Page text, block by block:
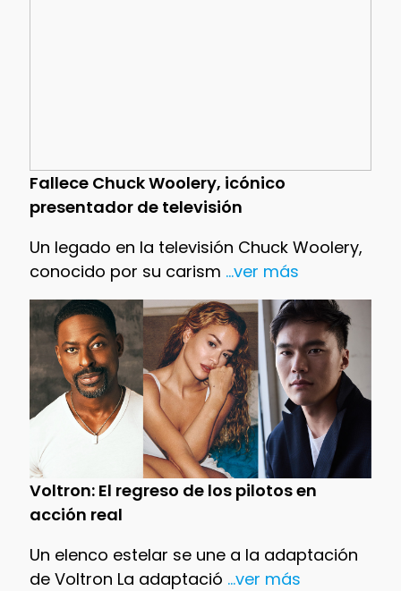
Fallece Chuck Woolery, icónico
presentador de televisión
Un legado en la televisión Chuck Woolery,
conocido por su carism ...ver más
Voltron: El regreso de los pilotos en
acción real
Un elenco estelar se une a la adaptación
de Voltron La adaptació ...ver más